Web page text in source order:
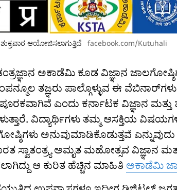
ಆಯೋಜಿಸಲಾಗುತ್ತಿದೆ facebook.com/Kutuhali
ಅಕಾಡೆಮಿ ಕೂಡ ವಿಜ್ಞಾನ
ತಜ್ಞರು ಪಾಲ್ಗೊಳ್ಳುವ ಈ
ಎಂದು ಕರ್ನಾಟಕ ವಿಜ್ಞಾನ
ವಿದ್ಯಾರ್ಥಿಗಳು ತಮ್ಮ ಆಸಕ್ತಿಯ
ಅನುವುಮಾಡಿಕೊಡುತ್ತವೆ
ಅಮೃತ ಮಹೋತ್ಸವ ವಿಜ್ಞಾನ
ಆ ಕುರಿತ ಹೆಚ್ಚಿನ ಮಾಹಿತಿ ಅಕಾಡೆಮಿ